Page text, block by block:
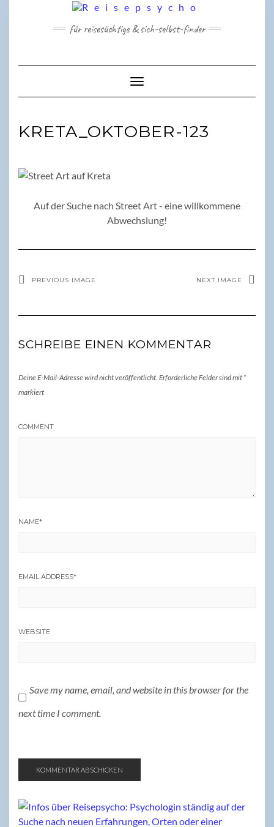
für reisesüchtige & sich-selbst-finder
Toggle Navigation
KRETA_OKTOBER-123
Auf der Suche nach Street Art - eine willkommene
Abwechslung!
PREVIOUS IMAGE NEXT IMAGE
SCHREIBE EINEN KOMMENTAR
Deine E-Mail-Adresse wird nicht veröffentlicht. Erforderliche Felder sind mit *
markiert
COMMENT
NAME*
EMAIL ADDRESS*
WEBSITE
Save my name, email, and website in this browser for the
next time I comment.